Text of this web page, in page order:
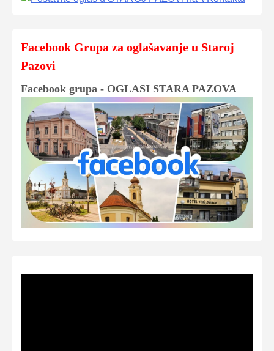
Facebook Grupa za oglašavanje u Staroj
Pazovi
Facebook grupa - OGLASI STARA PAZOVA